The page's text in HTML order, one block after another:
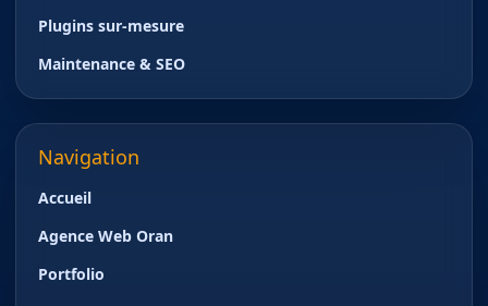
Plugins sur-mesure
Maintenance & SEO
Navigation
Accueil
Agence Web Oran
Portfolio